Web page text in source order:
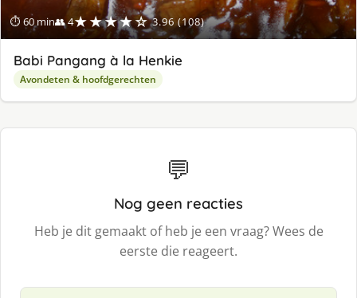
⏱ 60 min👥 4★★★★☆ 3.96 (108)
Babi Pangang à la Henkie
Avondeten & hoofdgerechten
💬
Nog geen reacties
Heb je dit gemaakt of heb je een vraag? Wees de
eerste die reageert.